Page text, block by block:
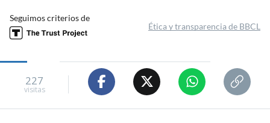
Seguimos criterios de
Ética y transparencia de BBCL
227
visitas